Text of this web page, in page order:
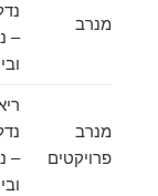
מנרב
נדל"ן
– נדל"ן
ובינוי
מנרב
פרויקטים
ריאלי –
נדל"ן
– נדל"ן
ובינוי